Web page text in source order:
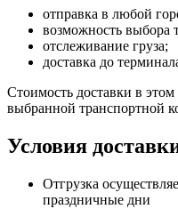
отправка в любой
возможность выбора
отслеживание груза;
доставка до
Стоимость доставки в
выбранной транспортной
Условия
Отгрузка
праздничные дни